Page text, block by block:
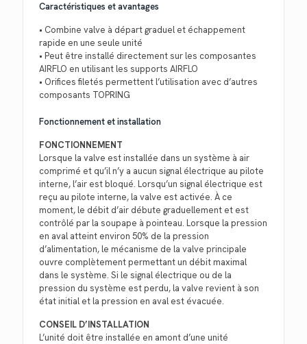
Caractéristiques et avantages
• Combine valve à départ graduel et échappement
rapide en une seule unité
• Peut être installé directement sur les composantes
AIRFLO en utilisant les supports AIRFLO
• Orifices filetés permettent l’utilisation avec d’autres
composants TOPRING
Fonctionnement et installation
FONCTIONNEMENT
Lorsque la valve est installée dans un système à air
comprimé et qu’il n’y a aucun signal électrique au pilote
interne, l’air est bloqué. Lorsqu’un signal électrique est
reçu au pilote interne, la valve est activée. À ce
moment, le débit d’air débute graduellement et est
contrôlé par la soupape à pointeau. Lorsque la pression
en aval atteint environ 50% de la pression
d’alimentation, le mécanisme de la valve principale
ouvre complètement permettant un débit maximal
dans le système. Si le signal électrique ou de la
pression du système est perdu, la valve revient à son
état initial et la pression en aval est évacuée.
CONSEIL D’INSTALLATION
L’unité doit être installée en amont d’une unité